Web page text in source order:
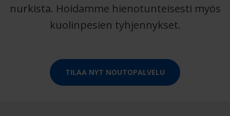
nurkista. Hoidamme hienotunteisesti myös
kuolinpesien tyhjennykset.
TILAA NYT NOUTOPALVELU